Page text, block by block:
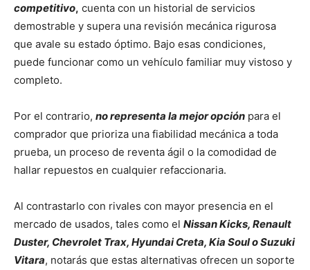
competitivo, cuenta con un historial de servicios
demostrable y supera una revisión mecánica rigurosa
que avale su estado óptimo. Bajo esas condiciones,
puede funcionar como un vehículo familiar muy vistoso y
completo.
Por el contrario, no representa la mejor opción para el
comprador que prioriza una fiabilidad mecánica a toda
prueba, un proceso de reventa ágil o la comodidad de
hallar repuestos en cualquier refaccionaria.
Al contrastarlo con rivales con mayor presencia en el
mercado de usados, tales como el Nissan Kicks, Renault
Duster, Chevrolet Trax, Hyundai Creta, Kia Soul o Suzuki
Vitara, notarás que estas alternativas ofrecen un soporte